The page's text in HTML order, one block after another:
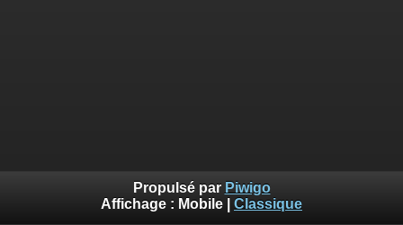
Propulsé par Piwigo
Affichage : Mobile Classique